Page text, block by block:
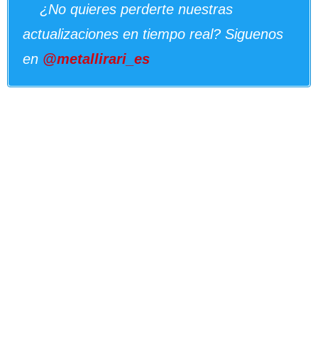
¿No quieres perderte nuestras
actualizaciones en tiempo real? Siguenos
en @metallirari_es